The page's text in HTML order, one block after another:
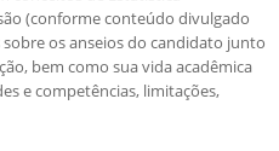
(conforme conteúdo divulgado
os anseios do candidato junto
bem como sua vida acadêmica
e competências, limitações,